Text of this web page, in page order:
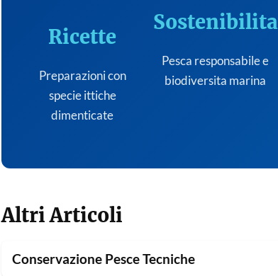
Ricette
Preparazioni con
specie ittiche
dimenticate
Sostenibilita
Pesca responsabile e
biodiversita marina
Altri Articoli
Conservazione Pesce Tecniche